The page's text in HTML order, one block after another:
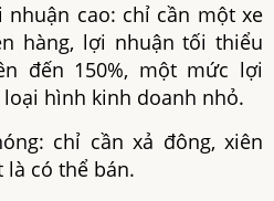
cao: chỉ cần một xe
hàng, lợi nhuận tối thiểu
đến 150%, một mức lợi
hình kinh doanh nhỏ.
chỉ cần xả đông, xiên
là có thể bán.